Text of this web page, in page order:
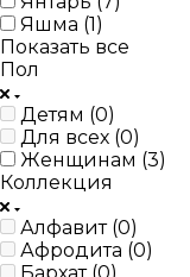
Яшма (1)
Показать все
Пол
Детям (0)
Для всех (0)
Женщинам (3)
Коллекция
Алфавит (0)
Афродита (0)